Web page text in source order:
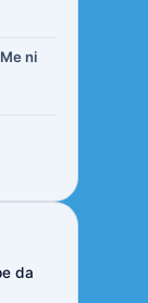
ni
da